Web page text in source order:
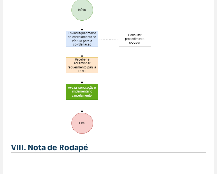
VIII. Nota de Rodapé